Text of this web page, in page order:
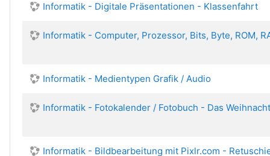
Informatik - Digitale Präsentationen - Klassenfahrt
Informatik - Computer, Prozessor, Bits, Byte, ROM,
Informatik - Medientypen Grafik / Audio
Informatik - Fotokalender / Fotobuch - Das
Informatik - Bildbearbeitung mit Pixlr.com -